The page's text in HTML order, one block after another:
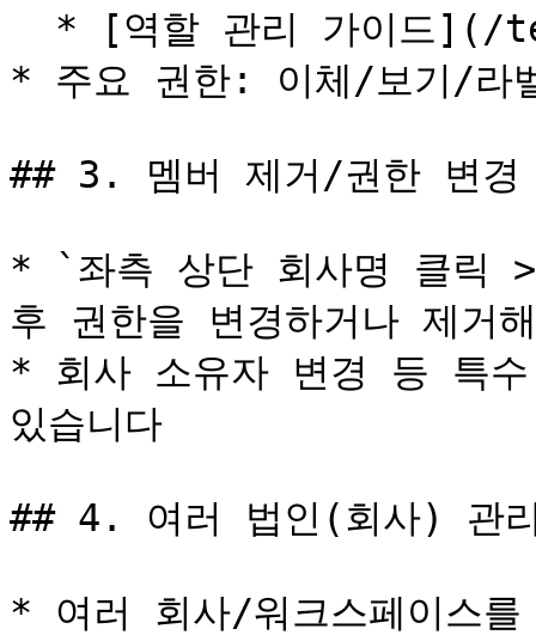
* 주요 권한: 이체/보기/라
## 3. 멤버 제거/권한 변경
* `좌측 상단 회사명 클릭
후 권한을 변경하거나 제거
* 회사 소유자 변경 등 특
있습니다
## 4. 여러 법인(회사) 관
* 여러 회사/워크스페이스